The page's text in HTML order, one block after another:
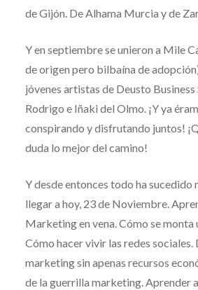
de Gijón. De Alhama Murcia y de
Y en septiembre se unieron a Mile
de origen pero bilbaína de
jóvenes artistas de Deusto Business
Rodrigo e Iñaki del Olmo. ¡Y ya
conspirando y disfrutando juntos!
duda lo mejor del camino!
Y desde entonces todo ha sucedido
llegar a hoy, 23 de Noviembre.
Marketing en vena. Cómo se monta
Cómo hacer vivir las redes sociales.
marketing sin apenas recursos
de la guerrilla marketing. Aprender